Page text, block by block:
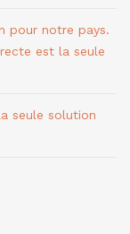
pour notre pays.
est la seule
seule solution